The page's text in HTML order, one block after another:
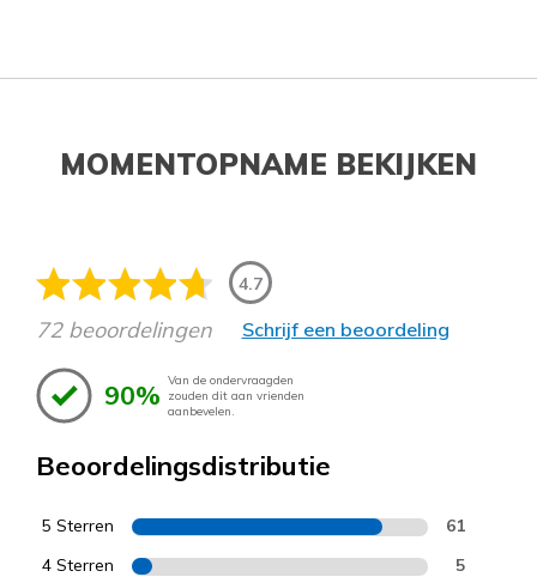
MOMENTOPNAME BEKIJKEN
4.7
72 beoordelingen Schrijf een beoordeling
90% Van de ondervraagden
zouden dit aan vrienden
aanbevelen.
Beoordelingsdistributie
5 Sterren 61
4 Sterren 5